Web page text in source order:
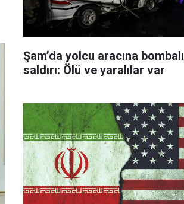
Şam’da yolcu aracına bombalı
saldırı: Ölü ve yaralılar var